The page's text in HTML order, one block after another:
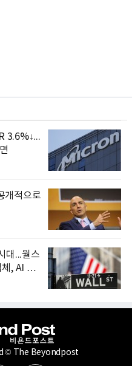
3.6%↓...
개적으로
대...월스
, AI 기
© The Beyondpost